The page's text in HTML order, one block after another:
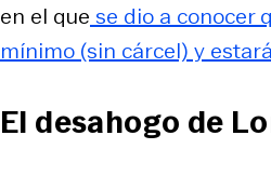
en el que se dio a conocer
mínimo (sin cárcel) y
El desahogo de